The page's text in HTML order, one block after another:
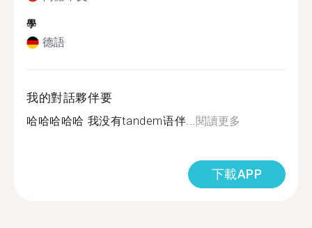
學
德語
我的對話夥伴要
哈哈哈哈哈 我没有tandem语伴...閱讀更多
下載APP